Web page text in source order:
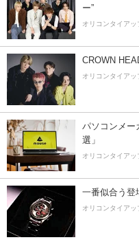
ー”
オリコンタイアッ
CROWN
オリコンタイアッ
パソコンメー
選」
オリコンタイアッ
一番似合う
オリコンタイアッ